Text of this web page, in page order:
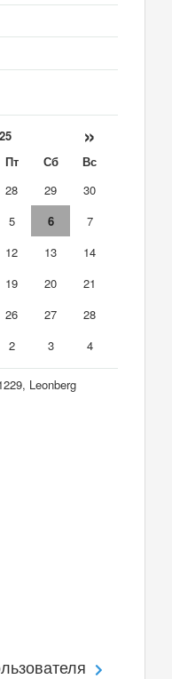
»
Пт Сб
Вс
28 29
30
5 6
7
12 13
14
19 20
21
26 27
28
2 3 4
Leonberg